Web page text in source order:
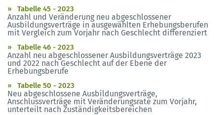
Tabelle 45 - 2023
Anzahl und Veränderung neu abgeschlossener
Ausbildungsverträge in ausgewählten Erhebungsberufen
mit Vergleich zum Vorjahr nach Geschlecht differenziert
Tabelle 46 - 2023
Anzahl neu abgeschlossener Ausbildungsverträge 2023
und 2022 nach Geschlecht auf der Ebene der
Erhebungsberufe
Tabelle 50 - 2023
Neu abgeschlossene Ausbildungsverträge,
Anschlussverträge mit Veränderungsrate zum Vorjahr,
unterteilt nach Zuständigkeitsbereichen